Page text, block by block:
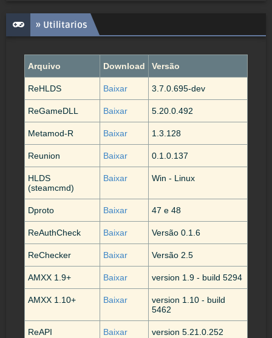
» Utilitarios
Arquivo Download Versão
ReHLDS Baixar 3.7.0.695-dev
ReGameDLL Baixar 5.20.0.492
Metamod-R Baixar 1.3.128
Reunion Baixar 0.1.0.137
HLDS
(steamcmd)
Baixar Win - Linux
Dproto Baixar 47 e 48
ReAuthCheck Baixar Versão 0.1.6
ReChecker Baixar Versão 2.5
AMXX 1.9+ Baixar version 1.9 - build 5294
AMXX 1.10+ Baixar
version 1.10 - build
5462
ReAPI Baixar version 5.21.0.252